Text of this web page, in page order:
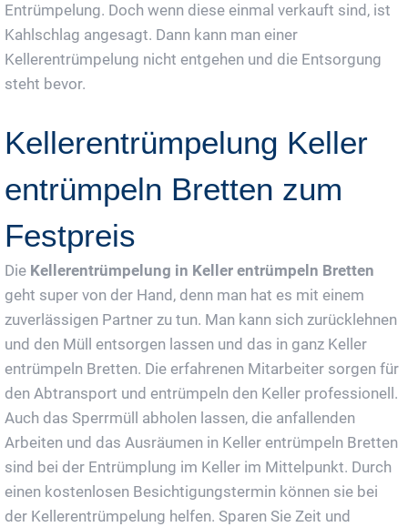
Entrümpelung. Doch wenn diese einmal verkauft sind, ist
Kahlschlag angesagt. Dann kann man einer
Kellerentrümpelung nicht entgehen und die Entsorgung
steht bevor.
Kellerentrümpelung Keller
entrümpeln Bretten zum
Festpreis
Die Kellerentrümpelung in Keller entrümpeln Bretten
geht super von der Hand, denn man hat es mit einem
zuverlässigen Partner zu tun. Man kann sich zurücklehnen
und den Müll entsorgen lassen und das in ganz Keller
entrümpeln Bretten. Die erfahrenen Mitarbeiter sorgen für
den Abtransport und entrümpeln den Keller professionell.
Auch das Sperrmüll abholen lassen, die anfallenden
Arbeiten und das Ausräumen in Keller entrümpeln Bretten
sind bei der Entrümplung im Keller im Mittelpunkt. Durch
einen kostenlosen Besichtigungstermin können sie bei
der Kellerentrümpelung helfen. Sparen Sie Zeit und